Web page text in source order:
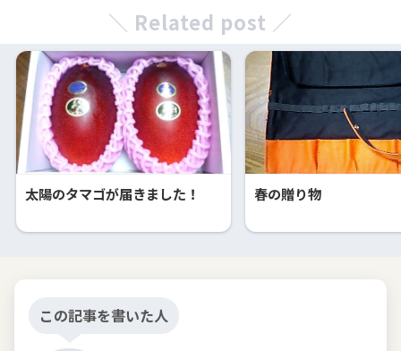
＼ Related post ／
太陽のタマゴが届きました！ 春の贈り物
この記事を書いた人